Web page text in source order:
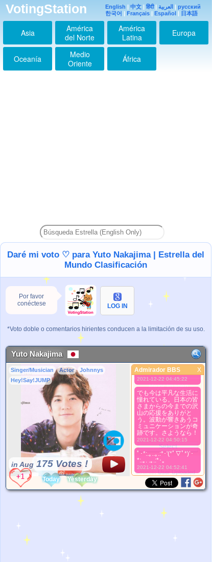
VotingStation English | 中文 | हिंदी| العربية | русский
한국어 | Français | Español | 日本語
Asia
América
del Norte
América
Latina
Europa
Oceanía
Medio
Oriente
África
Daré mi voto ♡ para Yuto Nakajima | Estrella del
Mundo Clasificación
Por favor
conéctese
LOG IN
*Voto doble o comentarios hirientes conducen a la limitación de su uso.
Yuto Nakajima
Singer/Musician Actor
Johnnys
Hey!Say!JUMP
in Aug 175 Votes !
Admirador BBS
Admirador BBS X
平和な日はいつ来るの
か。もう内容もないの
にまだ世界一のCNN
が私を攻撃してるぞ～
洒落にもなれないな
ぁ。
さようなら。左の肺が
あったのですが。それ
だけ。。。いつまでも
何かに頼って上に上に
行きたいつまらない人
ってＴＶの世界に居る
からね。本当の私はす
に。だからこそすべて
2021-12-22 04:45:03
みんな山Ｐを信じて
じてね。この世界で二
度とないたった一つの
彼らが一番知ってい
る。星の数ほどの思い
出があったのよ。それ
が私の真実だ。でも今
は平
2021-12-22 04:45:22
でも今は平凡な生活に
憧れている。日本の皆
さまからの今までの沢
山の応援をありがと
う。波動が響きあうコ
ミュニケーションが奇
跡です。さようなら！
2021-12-22 04:50:15
ﾟ･*:.｡..｡.:*･'(*ﾟ▽ﾟ*)’･
*:.｡. .｡.:*･。
2021-12-22 04:52:41
Mejor Imagen
1. Select
2. Upload
3. Picture Vote
*No Nude Picture
*JPG, GIF, PNG only
Select
Today Yesterday
*Source: User Uploaded